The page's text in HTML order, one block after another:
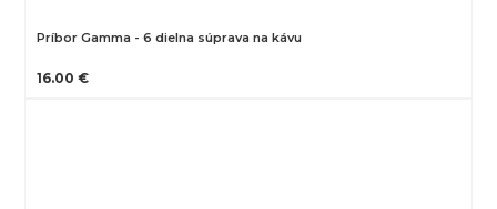
Príbor Gamma - 6 dielna súprava na kávu
16.00 €